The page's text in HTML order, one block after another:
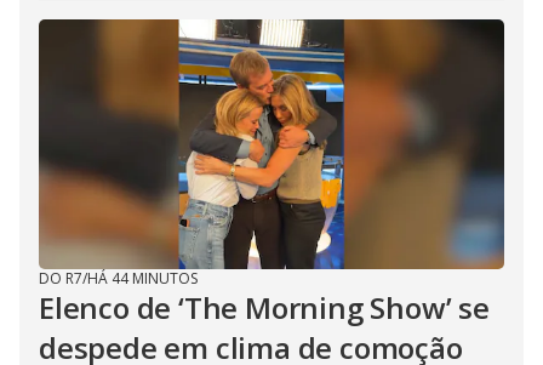
DO R7/HÁ 44 MINUTOS
Elenco de ‘The Morning Show’ se
despede em clima de comoção